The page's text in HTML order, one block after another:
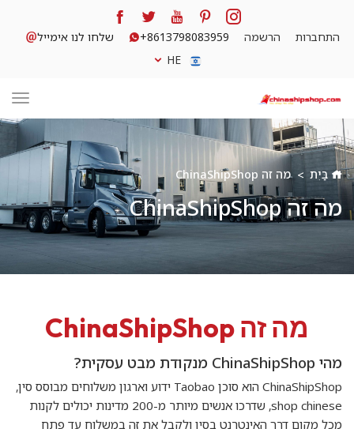
התחברות הרשמה +8613798083959
שלחו לנו אימייל
HE
בַּיִת מה זה ChinaShipShop
מה זה ChinaShipShop
מה זה ChinaShipShop
מהי ChinaShipShop מנקודת מבט עסקית?
ChinaShipShop הוא סוכן Taobao ידוע וארגון משלוחים מבוסס סין,
shop chinese, שדרכו אנשים מיותר מ-200 מדינות יכולים לקנות
מכל מקום דרך האינטרנט בסין ולקבל את זה במשלוח עד פתח